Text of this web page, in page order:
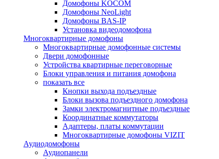
Домофоны KOCOM
Домофоны NeoLight
Домофоны BAS-IP
Установка видеодомофона
Многоквартирные домофоны
Многоквартирные домофонные системы
Двери домофонные
Устройства квартирные переговорные
Блоки управления и питания домофона
показать все
Кнопки выхода подъездные
Блоки вызова подъездного домофона
Замки электромагнитные подъездные
Координатные коммутаторы
Адаптеры, платы коммутации
Многоквартирные домофоны VIZIT
Аудиодомофоны
Аудиопанели